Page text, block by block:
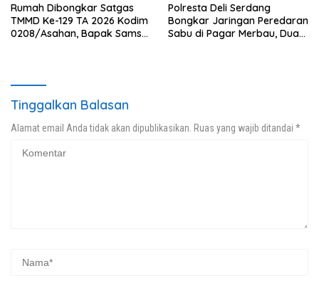
Rumah Dibongkar Satgas
TMMD Ke-129 TA 2026 Kodim
0208/Asahan, Bapak Samsul
Polresta Deli Serdang
Bongkar Jaringan Peredaran
Sabu di Pagar Merbau, Dua
Tinggalkan Balasan
Alamat email Anda tidak akan dipublikasikan. Ruas yang wajib ditandai *